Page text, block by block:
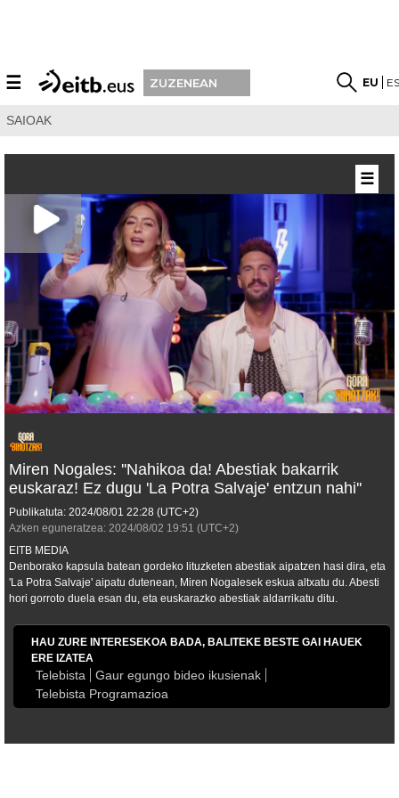
☰ ZUZENEAN EU
SAIOAK
Miren Nogales: ''Nahikoa da! Abestiak bakarrik
euskaraz! Ez dugu 'La Potra Salvaje' entzun nahi''
Publikatuta: 2024/08/01 22:28 (UTC+2)
Azken eguneratzea: 2024/08/02 19:51 (UTC+2)
EITB MEDIA
Denborako kapsula batean gordeko lituzketen abestiak aipatzen hasi dira, eta
'La Potra Salvaje' aipatu dutenean, Miren Nogalesek eskua altxatu du. Abesti
hori gorroto duela esan du, eta euskarazko abestiak aldarrikatu ditu.
HAU ZURE INTERESEKOA BADA, BALITEKE BESTE GAI HAUEK
ERE IZATEA
Telebista
Gaur egungo bideo ikusienak
Telebista Programazioa
☰